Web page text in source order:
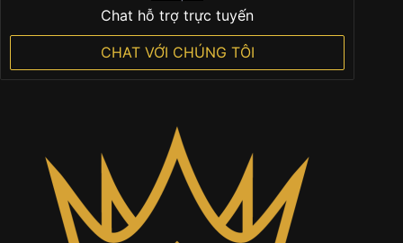
Chat hỗ trợ trực tuyến
CHAT VỚI CHÚNG TÔI